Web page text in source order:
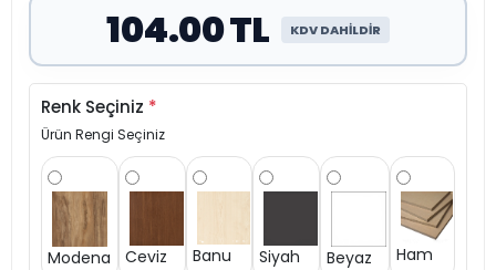
104.00 TL KDV DAHİLDİR
Renk Seçiniz *
Ürün Rengi Seçiniz
Modena Ceviz Banu Siyah Beyaz Ham